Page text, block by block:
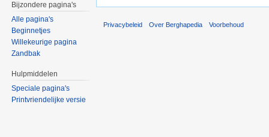
Bijzondere pagina's
Alle pagina's
Beginnetjes
Willekeurige pagina
Zandbak
Hulpmiddelen
Speciale pagina's
Printvriendelijke versie
Privacybeleid Over Berghapedia Voorbehoud